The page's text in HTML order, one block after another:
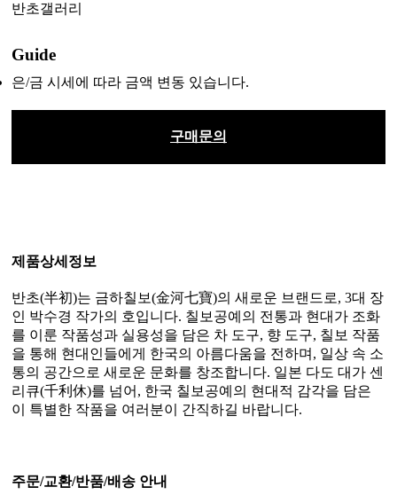
반초갤러리
Guide
은/금 시세에 따라 금액 변동 있습니다.
구매문의
제품상세정보
반초(半初)는 금하칠보(金河七寶)의 새로운 브랜드로, 3대 장
인 박수경 작가의 호입니다. 칠보공예의 전통과 현대가 조화
를 이룬 작품성과 실용성을 담은 차 도구, 향 도구, 칠보 작품
을 통해 현대인들에게 한국의 아름다움을 전하며, 일상 속 소
통의 공간으로 새로운 문화를 창조합니다. 일본 다도 대가 센
리큐(千利休)를 넘어, 한국 칠보공예의 현대적 감각을 담은
이 특별한 작품을 여러분이 간직하길 바랍니다.
주문/교환/반품/배송 안내